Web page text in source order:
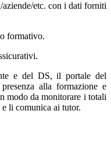
etc. con i dati forniti
formativo.
e del DS, il portale del
alla formazione e
modo da monitorare i totali
li comunica ai tutor.